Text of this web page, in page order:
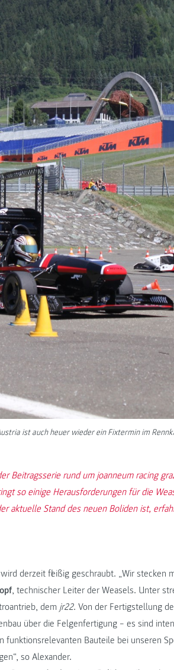
ist auch heuer wieder ein Fixtermin im
Beitragsserie rund um joanneum racing
so einige Herausforderungen für die
aktuelle Stand des neuen Boliden ist,
derzeit fleißig geschraubt. „Wir stecken
, technischer Leiter der Weasels. Unter
dem jr22. Von der Fertigstellung
über die Felgenfertigung – es sind
funktionsrelevanten Bauteile bei unseren
so Alexander.